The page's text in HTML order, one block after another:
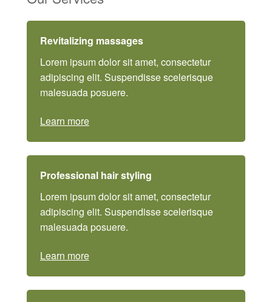
Revitalizing massages
Lorem ipsum dolor sit amet, consectetur
adipiscing elit. Suspendisse scelerisque
malesuada posuere.
Learn more
Professional hair styling
Lorem ipsum dolor sit amet, consectetur
adipiscing elit. Suspendisse scelerisque
malesuada posuere.
Learn more